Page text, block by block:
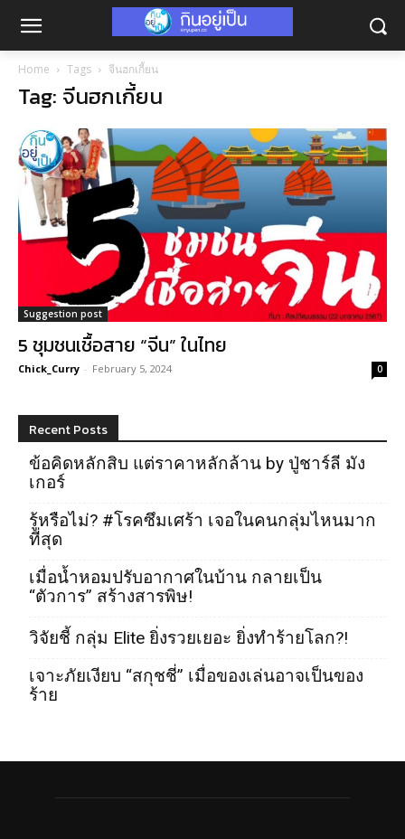
Home Tags จีนฮกเกี้ยน
Tag: จีนฮกเกี้ยน
Suggestion post
5 ชุมชนเชื้อสาย “จีน” ในไทย
Chick_Curry - February 5, 2024 0
Recent Posts
ข้อคิดหลักสิบ แต่ราคาหลักล้าน by ปู่ชาร์ลี มัง
เกอร์
รู้หรือไม่? #โรคซึมเศร้า เจอในคนกลุ่มไหนมาก
ที่สุด
เมื่อน้ำหอมปรับอากาศในบ้าน กลายเป็น
“ตัวการ” สร้างสารพิษ!
วิจัยชี้ กลุ่ม Elite ยิ่งรวยเยอะ ยิ่งทำร้ายโลก?!
เจาะภัยเงียบ “สกุชชี่” เมื่อของเล่นอาจเป็นของ
ร้าย